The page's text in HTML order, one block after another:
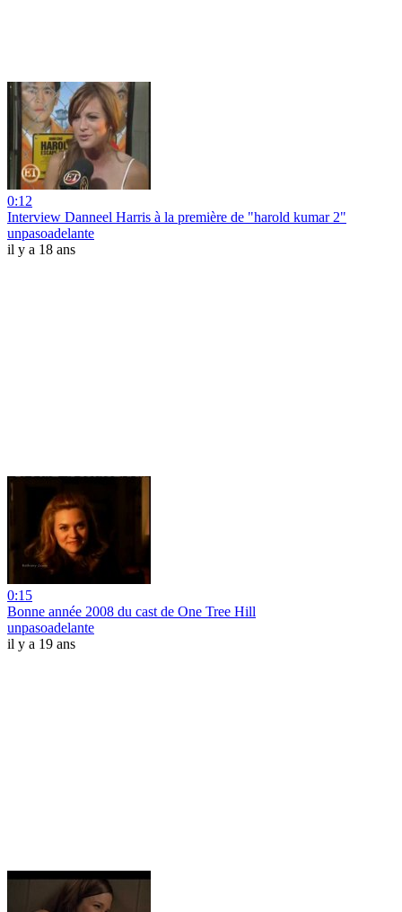
0:12
Interview Danneel Harris à la première de "harold kumar 2"
unpasoadelante
il y a 18 ans
0:15
Bonne année 2008 du cast de One Tree Hill
unpasoadelante
il y a 19 ans